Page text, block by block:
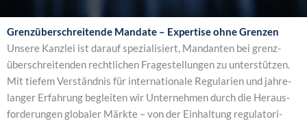
Grenz­über­schrei­ten­de Man­da­te – Exper­ti­se ohne Gren­zen
Unse­re Kanz­lei ist dar­auf spe­zia­li­siert, Man­dan­ten bei grenz­
über­schrei­ten­den recht­li­chen Fra­ge­stel­lun­gen zu unter­stüt­zen.
Mit tie­fem Ver­ständ­nis für inter­na­tio­na­le Regu­la­ri­en und jah­re­
lan­ger Erfah­rung beglei­ten wir Unter­neh­men durch die Her­aus­
for­de­run­gen glo­ba­ler Märk­te – von der Ein­hal­tung regu­la­to­ri­